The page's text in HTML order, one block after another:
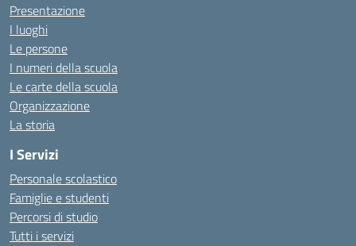
Presentazione
I luoghi
Le persone
I numeri della scuola
Le carte della scuola
Organizzazione
La storia
I Servizi
Personale scolastico
Famiglie e studenti
Percorsi di studio
Tutti i servizi